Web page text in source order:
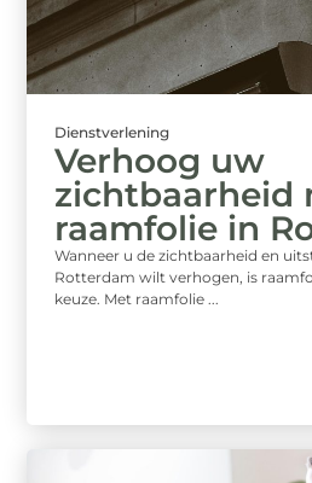
Dienstverlening
Verhoog uw
zichtbaarheid
raamfolie in
Wanneer u de zichtbaarheid en
Rotterdam wilt verhogen, is
keuze. Met raamfolie ...